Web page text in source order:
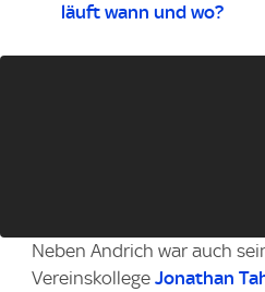
läuft wann und wo?
Neben Andrich war auch
Vereinskollege Jonathan